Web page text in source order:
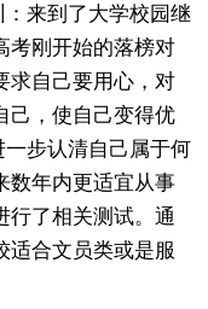
来到了大学校园继
考刚开始的落榜对
求自己要用心，对
己，使自己变得优
步认清自己属于何
数年内更适宜从事
行了相关测试。通
适合文员类或是服